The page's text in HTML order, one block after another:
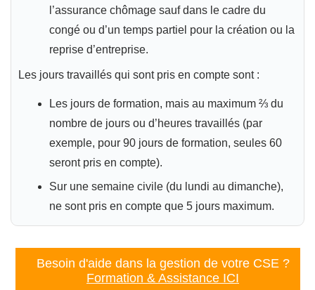
l’assurance chômage sauf dans le cadre du
congé ou d’un temps partiel pour la création ou la
reprise d’entreprise.
Les jours travaillés qui sont pris en compte sont :
Les jours de formation, mais au maximum ⅔ du
nombre de jours ou d’heures travaillés (par
exemple, pour 90 jours de formation, seules 60
seront pris en compte).
Sur une semaine civile (du lundi au dimanche),
ne sont pris en compte que 5 jours maximum.
Besoin d'aide dans la gestion de votre CSE ?
Formation & Assistance ICI